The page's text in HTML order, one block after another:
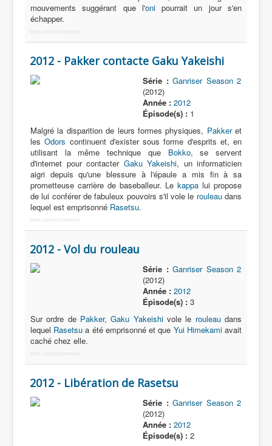
mouvements suggérant que l'onipourrait un jour s'en
échapper.
More Joomla Extensions
2012 - Pakker contacte Gaku Yakeishi
Série : Ganriser Season 2
(2012)
Année : 2012
Épisode(s) : 1
Malgré la disparition de leurs formes physiques, Pakkeret
lesOdors continuent d'exister sous forme d'esprits et, en
utilisant la même technique que Bokko, se servent
d'internet pour contacter Gaku Yakeishi, un informaticien
aigri depuis qu'une blessure à l'épaule a mis fin à sa
prometteuse carrière de baseballeur. Le kappa lui propose
de lui conférer de fabuleux pouvoirs s'il vole le rouleaudans
lequel est emprisonné Rasetsu.
More Joomla Extensions
2012 - Vol du rouleau
Série : Ganriser Season 2
(2012)
Année : 2012
Épisode(s) : 3
Sur ordre de Pakker,Gaku Yakeishivole le rouleaudans
lequel Rasetsu a été emprisonné et que Yui Himekamiavait
caché chez elle.
More Joomla Extensions
2012 - Libération de Rasetsu
Série : Ganriser Season 2
(2012)
Année : 2012
Épisode(s) : 2